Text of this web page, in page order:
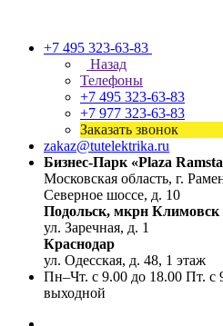
+7 495 323-63-83
Назад
Телефоны
+7 495 323-63-83
+7 977 323-63-83
Заказать звонок
zakaz@tutelektrika.ru
Бизнес-Парк «Plaza
Московская область, г.
Северное шоссе, д. 10
Подольск, мкрн Климовск
ул. Заречная, д. 1
Краснодар
ул. Одесская, д. 48, 1 этаж
Пн–Чт. с 9.00 до 18.00 Пт.
выходной